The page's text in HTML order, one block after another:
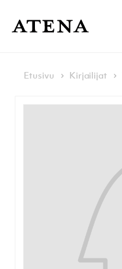
Atena Kustannus
Navigoi
Browse:
Etusivu Kirjailijat